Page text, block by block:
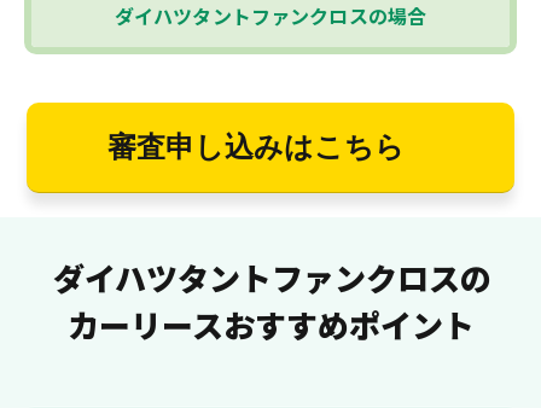
ダイハツタントファンクロスの場合
審査申し込みはこちら
ダイハツタントファンクロスの
カーリースおすすめポイント